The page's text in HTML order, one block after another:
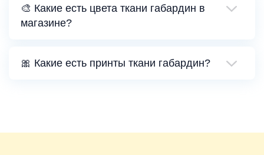
🎨 Какие есть цвета ткани габардин в
магазине?
🎀 Какие есть принты ткани габардин?